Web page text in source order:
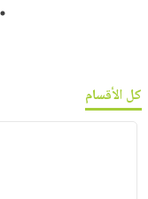
1
كل الأقسام